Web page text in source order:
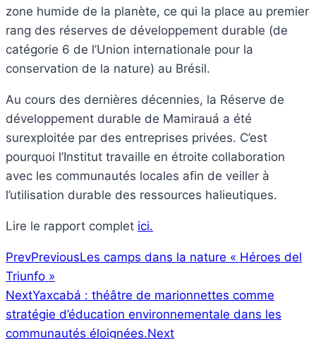
zone humide de la planète, ce qui la place au premier
rang des réserves de développement durable (de
catégorie 6 de l’Union internationale pour la
conservation de la nature) au Brésil.
Au cours des dernières décennies, la Réserve de
développement durable de Mamirauá a été
surexploitée par des entreprises privées. C’est
pourquoi l’Institut travaille en étroite collaboration
avec les communautés locales afin de veiller à
l’utilisation durable des ressources halieutiques.
Lire le rapport complet ici.
PrevPreviousLes camps dans la nature « Héroes del
Triunfo »
NextYaxcabá : théâtre de marionnettes comme
stratégie d’éducation environnementale dans les
communautés éloignées.Next